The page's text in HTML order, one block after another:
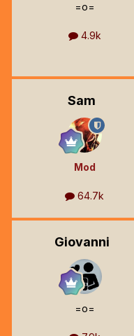
=o=
4.9k
Sam
Mod
64.7k
Giovanni
=o=